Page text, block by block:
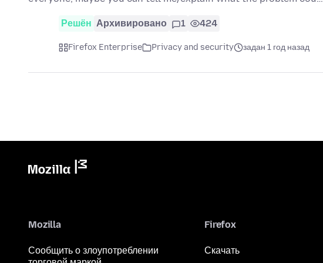
Решён Архивировано 1 424
Firefox Enterprise Privacy and security задан 1 год назад
Mozilla
Сообщить о злоупотреблении
Firefox
Скачать